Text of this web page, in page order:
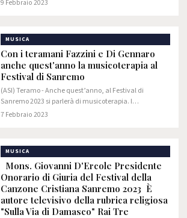
9 Febbraio 2023
MUSICA
Con i teramani Fazzini e Di Gennaro
anche quest'anno la musicoterapia al
Festival di Sanremo
(ASI) Teramo - Anche quest’anno, al Festival di
Sanremo 2023 si parlerà di musicoterapia. I
musicoterapeuti teramani Nancy Fazzini e Luciano Di
7 Febbraio 2023
MUSICA
Mons. Giovanni D'Ercole Presidente
Onorario di Giuria del Festival della
Canzone Cristiana Sanremo 2023 È
autore televisivo della rubrica religiosa
"Sulla Via di Damasco" Rai Tre